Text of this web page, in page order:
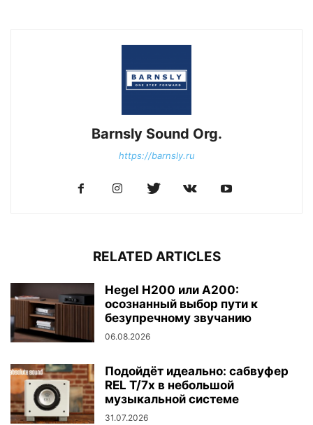
Barnsly Sound Org.
https://barnsly.ru
RELATED ARTICLES
Hegel H200 или A200:
осознанный выбор пути к
безупречному звучанию
06.08.2026
Подойдёт идеально: сабвуфер
REL T/7x в небольшой
музыкальной системе
31.07.2026